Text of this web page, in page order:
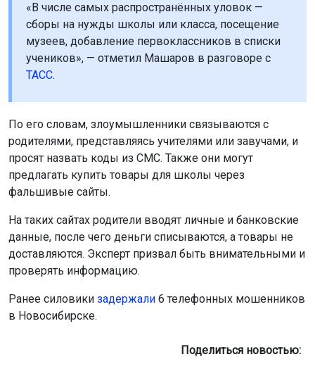
«В числе самых распространённых уловок —
сборы на нужды школы или класса, посещение
музеев, добавление первоклассников в списки
учеников», — отметил Машаров в разговоре с
ТАСС.
По его словам, злоумышленники связываются с
родителями, представляясь учителями или завучами, и
просят назвать коды из СМС. Также они могут
предлагать купить товары для школы через
фальшивые сайты.
На таких сайтах родители вводят личные и банковские
данные, после чего деньги списываются, а товары не
доставляются. Эксперт призвал быть внимательными и
проверять информацию.
Ранее силовики задержали 6 телефонных мошенников
в Новосибирске.
Поделиться новостью: